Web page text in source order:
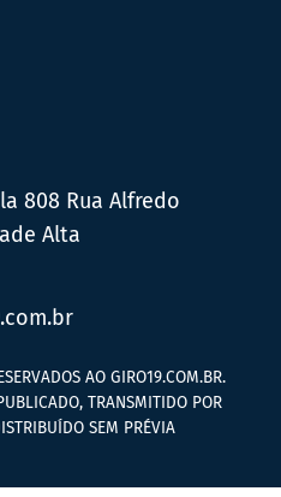
808 Rua Alfredo
Alta
AO GIRO19.COM.BR.
TRANSMITIDO POR
SEM PRÉVIA